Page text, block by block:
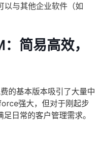
以与其他企业软件（如
简易高效，
的基本版本吸引了大量中
强大，但对于刚起步
日常的客户管理需求。